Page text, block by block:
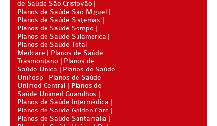
GREENLINE PLANO DE SAÚDE SÊNIOR
KIPP PLANO DE SAÚDE SÊNIOR
MEDSENIORPLANO DE SAÚDE SÊNIOR
QSAÚDE PLANO DE SAÚDE SÊNIOR
SANTA HELENA PLANO DE SAÚDE SÊNIOR
SÃO CRISTOVÃO PLANO DE SAÚDE SÊNIOR
de Saúde São Cristovão
Planos de Saúde São Miguel
Planos de Saúde Sistemas
Planos de Saúde Sompo
Planos de Saúde Sulamerica
Planos de Saúde Total
Medcare
Planos de Saúde
Trasmontano
Planos de
Saúde Única
Planos de Saúde
Unihosp
Planos de Saúde
Unimed Central
Planos de
Saúde Unimed Guarulhos
Planos de Saúde Intermédica
Planos de Saúde Golden Care
Planos de Saúde Santamalia